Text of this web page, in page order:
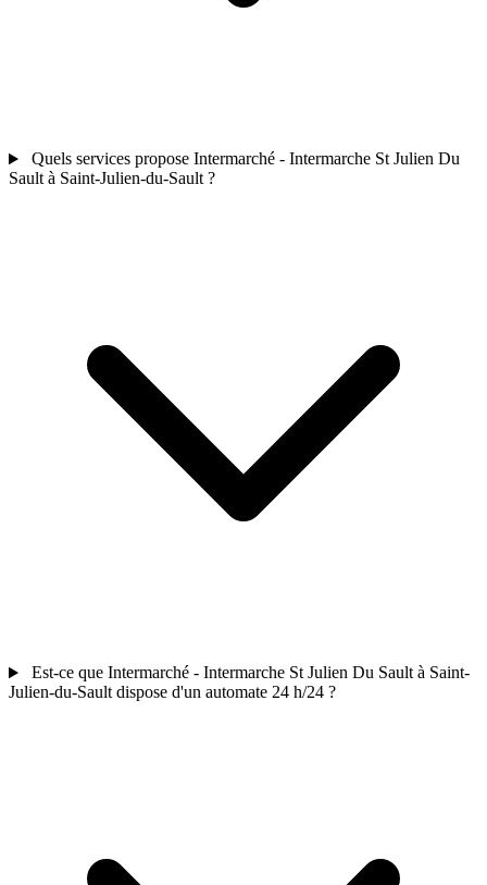
Quels services propose Intermarché - Intermarche St Julien Du
Sault à Saint-Julien-du-Sault ?
Est-ce que Intermarché - Intermarche St Julien Du Sault à Saint-
Julien-du-Sault dispose d'un automate 24 h/24 ?